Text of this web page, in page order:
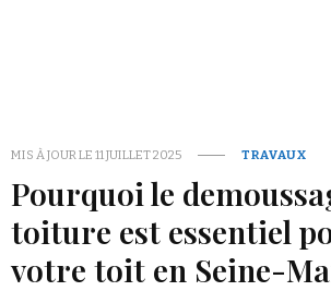
MIS À JOUR LE11 JUILLET 2025 TRAVAUX
Pourquoi le
toiture est essentiel
votre toit en Seine-